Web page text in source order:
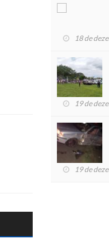
18 de
19 de
19 de